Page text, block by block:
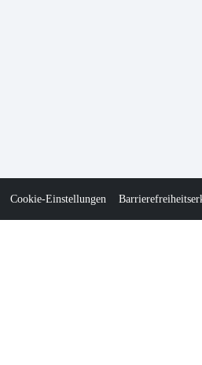
Cookie-Einstellungen